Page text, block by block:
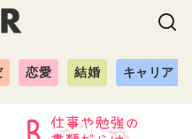
恋愛 結婚 キャリア